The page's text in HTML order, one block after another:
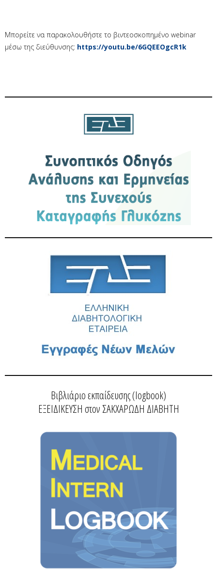
Μπορείτε να παρακολουθήστε το βιντεοσκοπημένο webinar
μέσω της διεύθυνσης: https://youtu.be/6GQEEOgcR1k
Βιβλιάριο εκπαίδευσης (logbook)
ΕΞΕΙΔΙΚΕΥΣΗ στον ΣΑΚΧΑΡΩΔΗ ΔΙΑΒΗΤΗ